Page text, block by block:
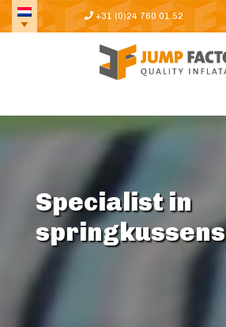
+31 (0)24 760 01 52
Specialist in
springkussens